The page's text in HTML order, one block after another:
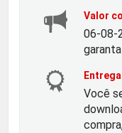
r
e
ç
o
Valor
06-08-
Você